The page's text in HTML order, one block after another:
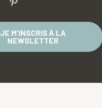
JE M'INSCRIS À LA
NEWSLETTER